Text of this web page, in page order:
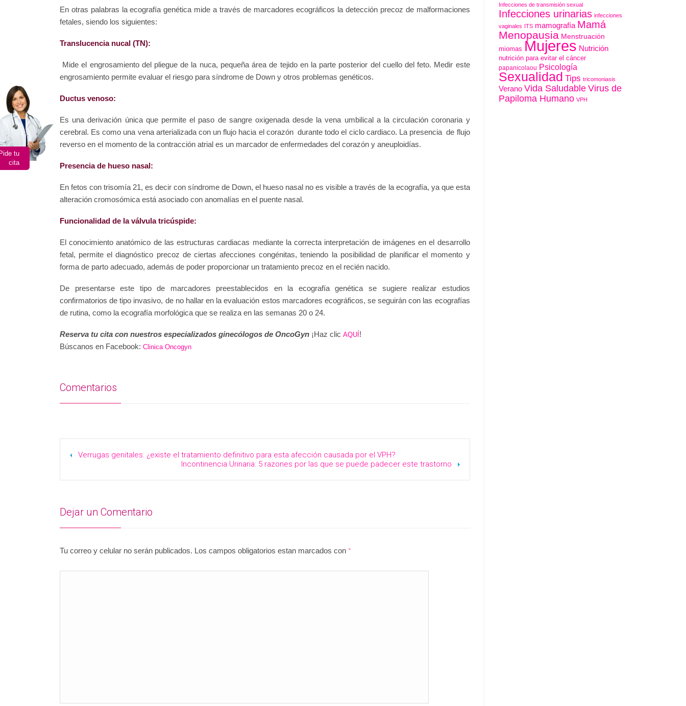
En otras palabras la ecografía genética mide a través de marcadores ecográficos la detección precoz de malformaciones
fetales, siendo los siguientes:
Translucencia nucal (TN):
Mide el engrosamiento del pliegue de la nuca, pequeña área de tejido en la parte posterior del cuello del feto. Medir este
engrosamiento permite evaluar el riesgo para síndrome de Down y otros problemas genéticos.
Ductus venoso:
Es una derivación única que permite el paso de sangre oxigenada desde la vena umbilical a la circulación coronaria y
cerebral. Es como una vena arterializada con un flujo hacia el corazón durante todo el ciclo cardiaco. La presencia de flujo
reverso en el momento de la contracción atrial es un marcador de enfermedades del corazón y aneuploidías.
Presencia de hueso nasal:
En fetos con trisomía 21, es decir con síndrome de Down, el hueso nasal no es visible a través de la ecografía, ya que esta
alteración cromosómica está asociado con anomalías en el puente nasal.
Funcionalidad de la válvula tricúspide:
El conocimiento anatómico de las estructuras cardiacas mediante la correcta interpretación de imágenes en el desarrollo
fetal, permite el diagnóstico precoz de ciertas afecciones congénitas, teniendo la posibilidad de planificar el momento y
forma de parto adecuado, además de poder proporcionar un tratamiento precoz en el recién nacido.
De presentarse este tipo de marcadores preestablecidos en la ecografía genética se sugiere realizar estudios
confirmatorios de tipo invasivo, de no hallar en la evaluación estos marcadores ecográficos, se seguirán con las ecografías
de rutina, como la ecografía morfológica que se realiza en las semanas 20 o 24.
Reserva tu cita con nuestros especializados ginecólogos de OncoGyn ¡Haz clic AQUÍ !
Búscanos en Facebook: Clinica Oncogyn
Comentarios
Verrugas genitales: ¿existe el tratamiento definitivo para esta afección causada por el VPH?
Incontinencia Urinaria: 5 razones por las que se puede padecer este trastorno
Dejar un Comentario
Tu correo y celular no serán publicados. Los campos obligatorios estan marcados con *
Infecciones de transmisión sexual
Infecciones urinarias infecciones
vaginales ITS mamografía Mamá
Menopausia Menstruación
miomas Mujeres Nutrición
nutrición para evitar el cáncer
papanicolaou Psicología
Sexualidad Tips tricomoniasis
Verano Vida Saludable Virus de
Papiloma Humano VPH
tu
cita